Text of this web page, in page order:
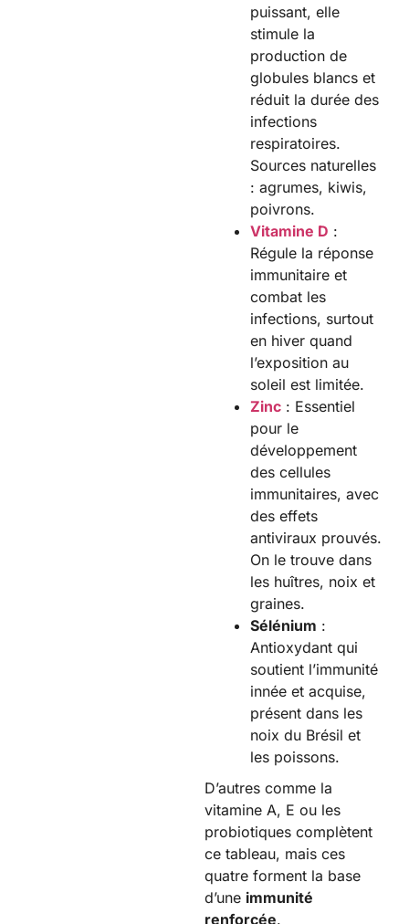
puissant, elle
stimule la
production de
globules blancs et
réduit la durée des
infections
respiratoires.
Sources naturelles
: agrumes, kiwis,
poivrons.
Vitamine D :
Régule la réponse
immunitaire et
combat les
infections, surtout
en hiver quand
l’exposition au
soleil est limitée.
Zinc : Essentiel
pour le
développement
des cellules
immunitaires, avec
des effets
antiviraux prouvés.
On le trouve dans
les huîtres, noix et
graines.
Sélénium :
Antioxydant qui
soutient l’immunité
innée et acquise,
présent dans les
noix du Brésil et
les poissons.
D’autres comme la
vitamine A, E ou les
probiotiques complètent
ce tableau, mais ces
quatre forment la base
d’une immunité
renforcée.